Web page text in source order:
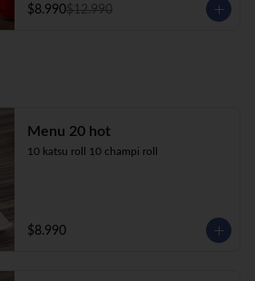
$8.990$12.990
Menu 20 hot
10 katsu roll 10 champi roll
$8.990